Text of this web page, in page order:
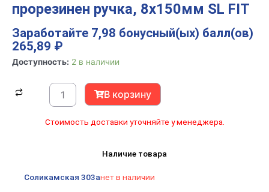
прорезинен ручка, 8х150мм SL FIT
Заработайте 7,98 бонусный(ых) балл(ов)
265,89 ₽
Доступность: 2 в наличии
Количество
Отвертка
сталь
SL
В корзину
Стоимость доставки уточняйте у менеджера.
Наличие товара
Соликамская 303анет в наличии